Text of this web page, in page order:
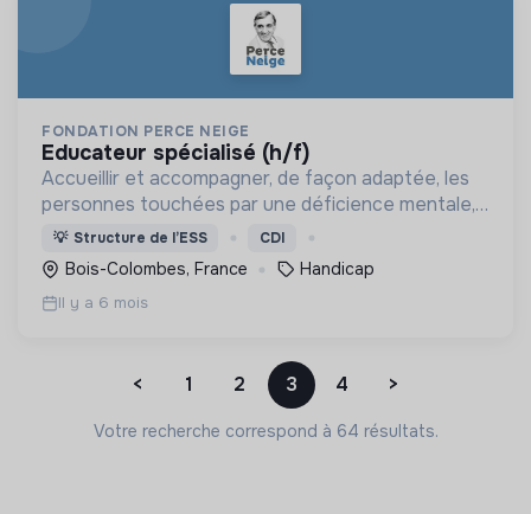
FONDATION PERCE NEIGE
educateur spécialisé (h/f)
Accueillir et accompagner, de façon adaptée, les
personnes touchées par une déficience mentale,
un handicap physique ou psychique
💡 Structure de l’ESS CDI
Bois-Colombes, France Handicap
Il y a 6 mois
< 1 2 3 4 >
Votre recherche correspond à 64 résultats.